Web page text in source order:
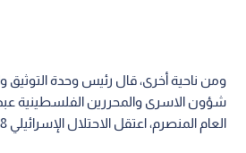
ومن ناحية أخرى، قال رئيس وحدة التوثيق
شؤون الاسرى والمحررين الفلسطينية عبد
العام المنصرم، اعتقل الاحتلال الإسرائيلي 8 آلاف فلسطيني.